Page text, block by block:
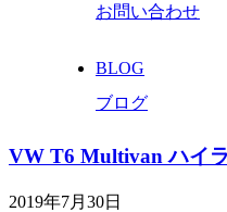
お問い合わせ
BLOG
ブログ
VW T6 Multivan ハイ
2019年7月30日